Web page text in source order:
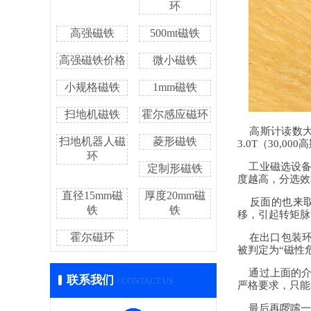
环
高强磁铁 500mt磁铁
高强磁铁价格 微小磁铁
小规格磁铁 1mm磁铁
扫地机磁铁 霍尔感应磁环
扫地机器人磁
环
菱形磁铁
定制形磁铁
直径15mm磁
铁
厚度20mm磁
铁
霍尔磁环
联系我们 / CONTACT US
高斯计读数大
3.0T（30,000
工业磁选设备
度越高，分选
反面的也来
移，引起转矩
在出口包装环
被判定为“磁性
通过上面的介
严格要求，只
最后再啰嗦